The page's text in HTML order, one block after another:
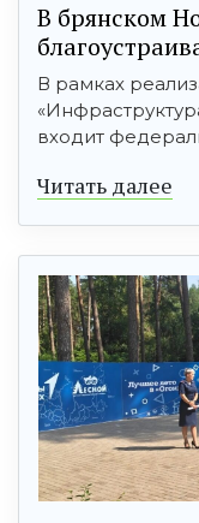
В брянском
В рамках
входит
Читать далее